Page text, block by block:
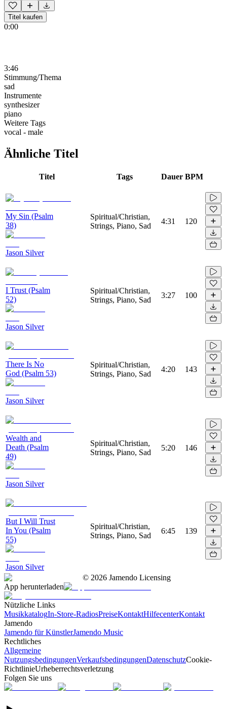
Titel kaufen
0:00
3:46
Stimmung/Thema
sad
Instrumente
synthesizer
piano
Weitere Tags
vocal - male
Ähnliche Titel
Titel Tags Dauer BPM
My Sin (Psalm
38)
Jason Silver
Spiritual/Christian,
Strings, Piano, Sad
4:31 120
I Trust (Psalm
52)
Jason Silver
Spiritual/Christian,
Strings, Piano, Sad
3:27 100
There Is No
God (Psalm 53)
Jason Silver
Spiritual/Christian,
Strings, Piano, Sad
4:20 143
Wealth and
Death (Psalm
49)
Jason Silver
Spiritual/Christian,
Strings, Piano, Sad
5:20 146
But I Will Trust
In You (Psalm
55)
Jason Silver
Spiritual/Christian,
Strings, Piano, Sad
6:45 139
© 2026 Jamendo Licensing
App herunterladen
Nützliche Links
MusikkatalogIn-Store-RadiosPreiseKontaktHilfecenterKontakt
Jamendo
Jamendo für KünstlerJamendo Music
Rechtliches
Allgemeine
NutzungsbedingungenVerkaufsbedingungenDatenschutzCookie-
RichtlinieUrheberrechtsverletzung
Folgen Sie uns